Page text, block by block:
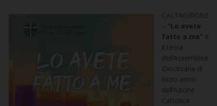
CALTAGIRONE
– “Lo avete
fatto a me” è
il tema
dell’Assemblea
Diocesana di
inizio anno
dell’Azione
Cattolica